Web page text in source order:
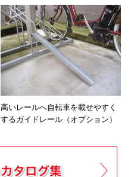
高いレールへ自転車を載せやすく
するガイドレール（オプション）